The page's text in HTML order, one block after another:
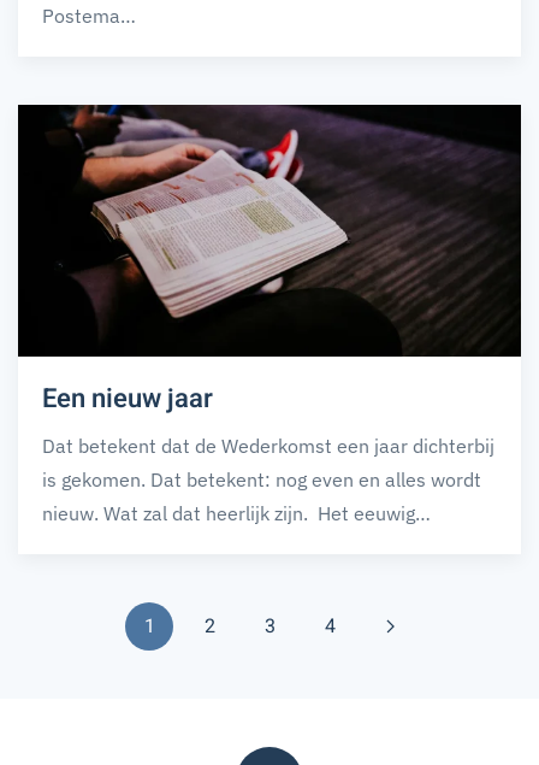
Postema…
Een nieuw jaar
Dat betekent dat de Wederkomst een jaar dichterbij
is gekomen. Dat betekent: nog even en alles wordt
nieuw. Wat zal dat heerlijk zijn. Het eeuwig…
1 2 3 4